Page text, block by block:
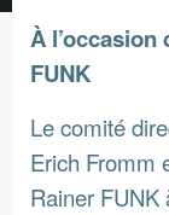
À l’occasion
FUNK
Le comité
Erich Fromm
Rainer FUNK